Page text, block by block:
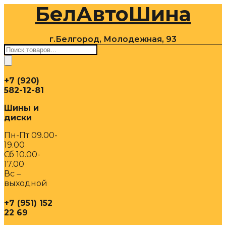
содержимомуБелАвтоШина
г.Белгород, Молодежная, 93
Поиск
товаров
+7 (920)
582-12-81
Шины и
диски
Пн-Пт 09.00-
19.00
Сб 10.00-
17.00
Вс –
выходной
+7 (951) 152
22 69